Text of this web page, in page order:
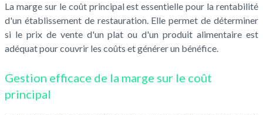
La marge sur le coût principal est essentielle pour la rentabilité
d'un établissement de restauration. Elle permet de déterminer
si le prix de vente d'un plat ou d'un produit alimentaire est
adéquat pour couvrir les coûts et générer un bénéfice.
Gestion efficace de la marge sur le coût
principal